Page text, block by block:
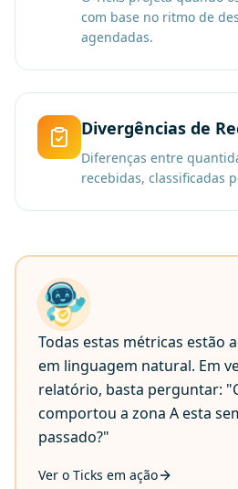
com base no ritmo de
agendadas.
Divergências de
Diferenças entre
recebidas, classificadas
Todas estas métricas estão
em linguagem natural. Em
relatório, basta perguntar:
comportou a zona A esta
passado?"
Ver o Ticks em ação